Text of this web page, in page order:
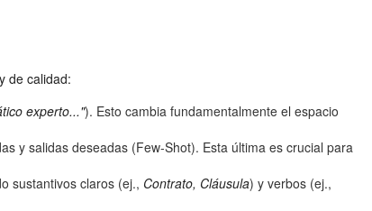
de calidad:
experto..."). Esto cambia fundamentalmente el espacio
y salidas deseadas (Few-Shot). Esta última es crucial para
sustantivos claros (ej., Contrato, Cláusula) y verbos (ej.,